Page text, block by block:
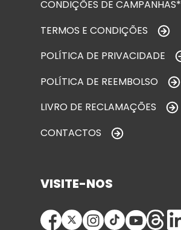
CONDIÇÕES DE CAMPANHAS*
TERMOS E CONDIÇÕES
POLÍTICA DE PRIVACIDADE
POLÍTICA DE REEMBOLSO
LIVRO DE RECLAMAÇÕES
CONTACTOS
VISITE-NOS